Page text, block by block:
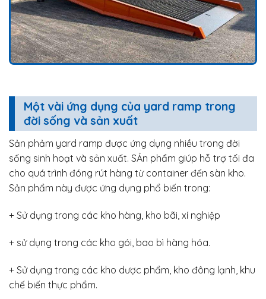
Một vài ứng dụng của yard ramp trong
đời sống và sản xuất
Sản phảm yard ramp được ứng dụng nhiều trong đời
sống sinh hoạt và sản xuất. SẢn phẩm giúp hỗ trợ tối đa
cho quá trình đóng rút hàng từ container đến sàn kho.
Sản phẩm này được ứng dụng phổ biến trong:
+ Sử dụng trong các kho hàng, kho bãi, xí nghiệp
+ sử dụng trong các kho gói, bao bì hàng hóa.
+ Sử dụng trong các kho dược phẩm, kho đông lạnh, khu
chế biến thực phẩm.